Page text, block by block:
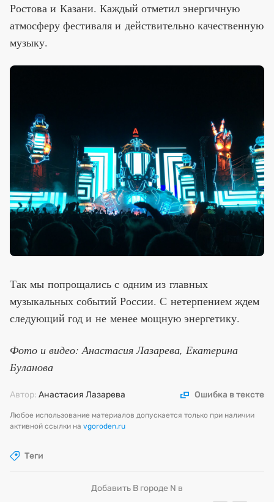
Ростова и Казани. Каждый отметил энергичную
атмосферу фестиваля и действительно качественную
музыку.
Так мы попрощались с одним из главных
музыкальных событий России. С нетерпением ждем
следующий год и не менее мощную энергетику.
Фото и видео: Анастасия Лазарева, Екатерина
Буланова
Автор: Анастасия Лазарева Ошибка в тексте
Любое использование материалов допускается только при наличии
активной ссылки на vgoroden.ru
Теги
Добавить В городе N в